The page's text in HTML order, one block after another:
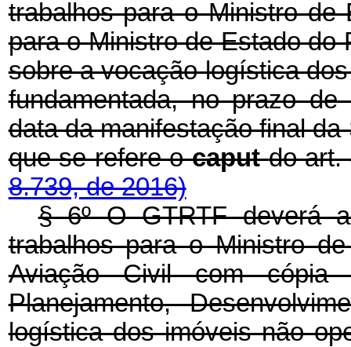
trabalhos para o Ministro de
para o Ministro de Estado do
sobre a vocação logística
fundamentada, no prazo
data da manifestação final
que se refere ocaputdo art.
8.739, de 2016)
§ 6º O GTRTF deverá
trabalhos para o Ministro
Aviação Civil com
Planejamento,
logística dos imóveis não